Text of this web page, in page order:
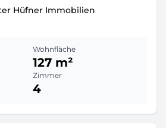
Hüfner Immobilien
Wohnfläche
127 m²
Zimmer
4